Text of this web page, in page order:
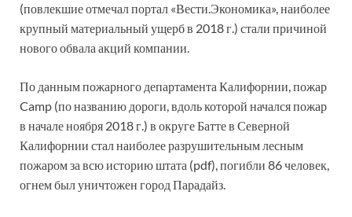
(повлекшие отмечал портал «Вести.Экономика», наиболее
крупный материальный ущерб в 2018 г.) стали причиной
нового обвала акций компании.
По данным пожарного департамента Калифорнии, пожар
Camp (по названию дороги, вдоль которой начался пожар
в начале ноября 2018 г.) в округе Батте в Северной
Калифорнии стал наиболее разрушительным лесным
пожаром за всю историю штата (pdf), погибли 86 человек,
огнем был уничтожен город Парадайз.